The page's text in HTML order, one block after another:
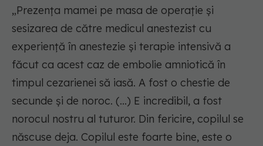
„Prezența mamei pe masa de operație și
sesizarea de către medicul anestezist cu
experiență în anestezie și terapie intensivă a
făcut ca acest caz de embolie amniotică în
timpul cezarienei să iasă. A fost o chestie de
secunde și de noroc. (...) E incredibil, a fost
norocul nostru al tuturor. Din fericire, copilul se
născuse deja. Copilul este foarte bine, este o